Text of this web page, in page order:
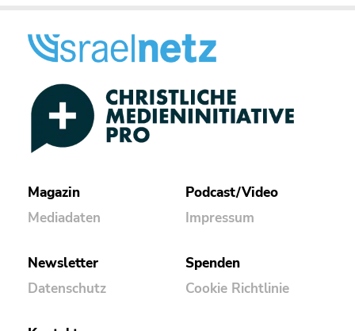
Magazin
Mediadaten
Podcast/Video
Impressum
Newsletter
Datenschutz
Spenden
Cookie Richtlinie